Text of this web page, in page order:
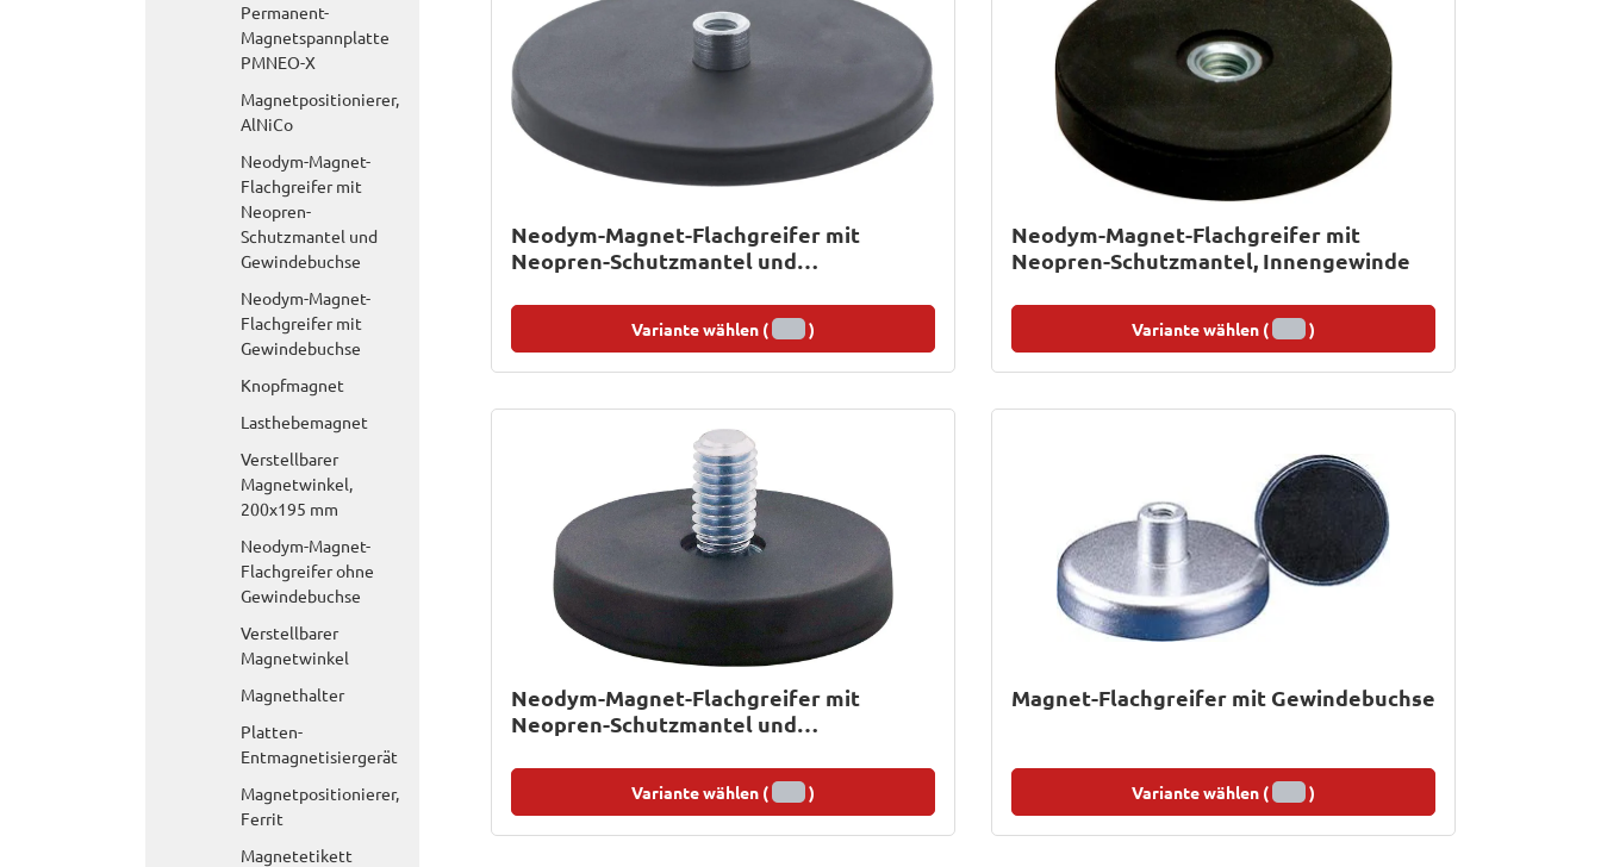
Permanent-
Magnetspannplatte
PMNEO-X
Magnetpositionierer,
AlNiCo
Neodym-Magnet-
Flachgreifer mit
Neopren-
Schutzmantel und
Gewindebuchse
Neodym-Magnet-
Flachgreifer mit
Gewindebuchse
Knopfmagnet
Lasthebemagnet
Verstellbarer
Magnetwinkel,
200x195 mm
Neodym-Magnet-
Flachgreifer ohne
Gewindebuchse
Verstellbarer
Magnetwinkel
Magnethalter
Platten-
Entmagnetisiergerät
Magnetpositionierer,
Ferrit
Magnetetikett
Neodym-Magnet-Flachgreifer mit
Neopren-Schutzmantel und
Variante wählen ( )
Neodym-Magnet-Flachgreifer mit
Neopren-Schutzmantel, Innengewinde
Variante wählen ( )
Neodym-Magnet-Flachgreifer mit
Neopren-Schutzmantel und
Variante wählen ( )
Magnet-Flachgreifer mit Gewindebuchse
Variante wählen ( )